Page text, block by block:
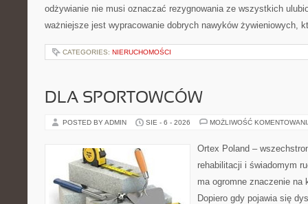
odżywianie nie musi oznaczać rezygnowania ze wszystkich
ważniejsze jest wypracowanie dobrych nawyków żywieniowych,
CATEGORIES: NIERUCHOMOŚCI
DLA SPORTOWCÓW
POSTED BY ADMIN SIE - 6 - 2026 MOŻLIWOŚĆ
Ortex Poland –
rehabilitacji i świadomym
ma ogromne znaczenie na
Dopiero gdy pojawia się